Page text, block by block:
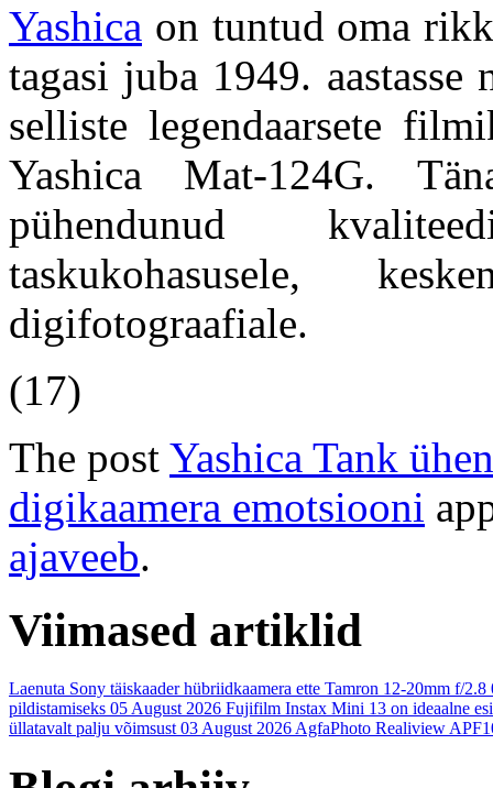
Yashica on tuntud oma
tagasi juba 1949.
selliste legendaarsete
Yashica Mat-124G.
pühendunud
taskukohasusele,
digifotograafiale.
(17)
The post Yashica Tank
digikaamera emotsiooni
ajaveeb.
Viimased artiklid
Laenuta Sony täiskaader hübriidkaamera ette Tamron 12-20mm f/2.8
pildistamiseks 05 August 2026 Fujifilm Instax Mini 13 on ideaalne
üllatavalt palju võimsust 03 August 2026 AgfaPhoto Realiview